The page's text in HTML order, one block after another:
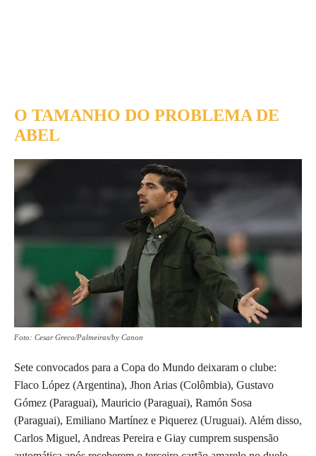
O TAMANHO DO PROBLEMA DE
ABEL
Foto: Cesar Greco/Palmeiras/by Canon
Sete convocados para a Copa do Mundo deixaram o clube:
Flaco López (Argentina), Jhon Arias (Colômbia), Gustavo
Gómez (Paraguai), Mauricio (Paraguai), Ramón Sosa
(Paraguai), Emiliano Martínez e Piquerez (Uruguai). Além disso,
Carlos Miguel, Andreas Pereira e Giay cumprem suspensão